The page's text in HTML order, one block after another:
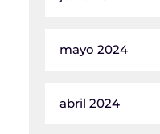
mayo 2024
abril 2024